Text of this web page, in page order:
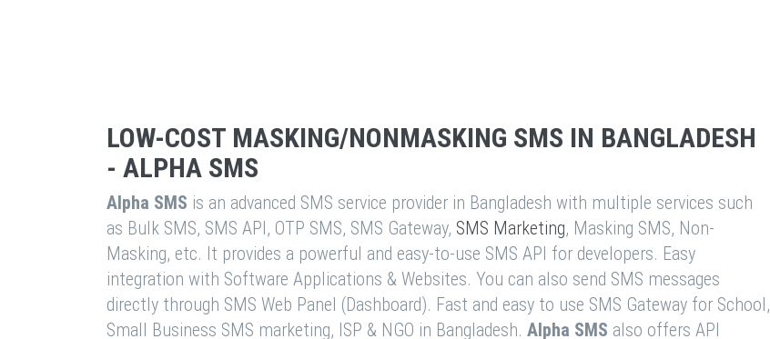
LOW-COST MASKING/NONMASKING SMS IN BANGLADESH
- ALPHA SMS
Alpha SMS is an advanced SMS service provider in Bangladesh with multiple services such
as Bulk SMS, SMS API, OTP SMS, SMS Gateway, SMS Marketing, Masking SMS, Non-
Masking, etc. It provides a powerful and easy-to-use SMS API for developers. Easy
integration with Software Applications & Websites. You can also send SMS messages
directly through SMS Web Panel (Dashboard). Fast and easy to use SMS Gateway for School,
Small Business SMS marketing, ISP & NGO in Bangladesh. Alpha SMS also offers API